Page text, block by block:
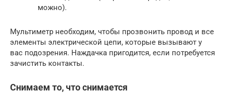
можно).
Мультиметр необходим, чтобы прозвонить провод и все
элементы электрической цепи, которые вызывают у
вас подозрения. Наждачка пригодится, если потребуется
зачистить контакты.
Снимаем то, что снимается